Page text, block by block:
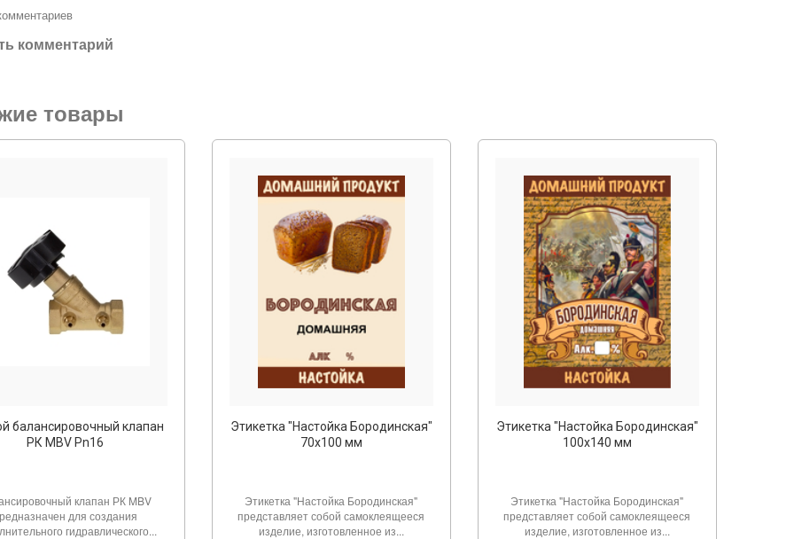
комментарий
товары
балансировочный клапан
РК MBV Pn16
клапан РК MBV
для создания
гидравлического...
Этикетка "Настойка Бородинская"
70х100 мм
Этикетка "Настойка Бородинская"
представляет собой самоклеящееся
изделие, изготовленное из...
Этикетка "Настойка Бородинская"
100х140 мм
Этикетка "Настойка Бородинская"
представляет собой самоклеящееся
изделие, изготовленное из...